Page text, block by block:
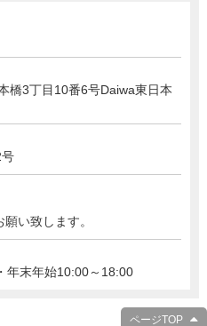
橋3丁目10番6号Daiwa東日本
い致します。
末年始10:00～18:00
ページTOP